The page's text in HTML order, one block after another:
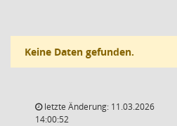
Keine Daten gefunden.
letzte Änderung: 11.03.2026
14:00:52